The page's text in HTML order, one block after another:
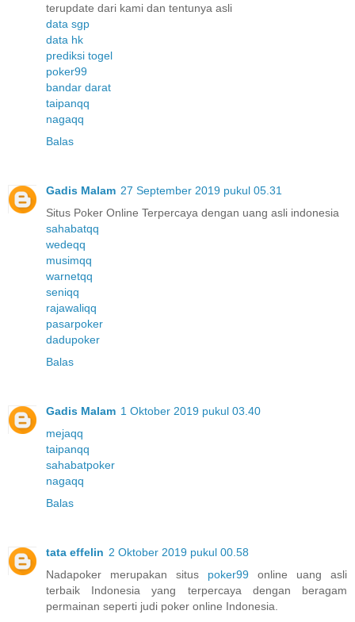
terupdate dari kami dan tentunya asli
data sgp
data hk
prediksi togel
poker99
bandar darat
taipanqq
nagaqq
Balas
Gadis Malam 27 September 2019 pukul 05.31
Situs Poker Online Terpercaya dengan uang asli indonesia
sahabatqq
wedeqq
musimqq
warnetqq
seniqq
rajawaliqq
pasarpoker
dadupoker
Balas
Gadis Malam 1 Oktober 2019 pukul 03.40
mejaqq
taipanqq
sahabatpoker
nagaqq
Balas
tata effelin 2 Oktober 2019 pukul 00.58
Nadapoker merupakan situs poker99 online uang asli
terbaik Indonesia yang terpercaya dengan beragam
permainan seperti judi poker online Indonesia.